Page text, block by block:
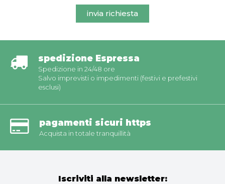
invia richiesta
spedizione Espressa
Spedizione in 24/48 ore
Salvo imprevisti o impedimenti (festivi e prefestivi
esclusi)
pagamenti sicuri https
Acquista in totale tranquillità
Iscriviti alla newsletter: